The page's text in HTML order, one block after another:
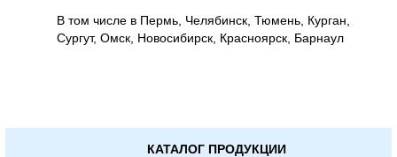
В том числе в Пермь, Челябинск, Тюмень, Курган,
Сургут, Омск, Новосибирск, Красноярск, Барнаул
КАТАЛОГ ПРОДУКЦИИ